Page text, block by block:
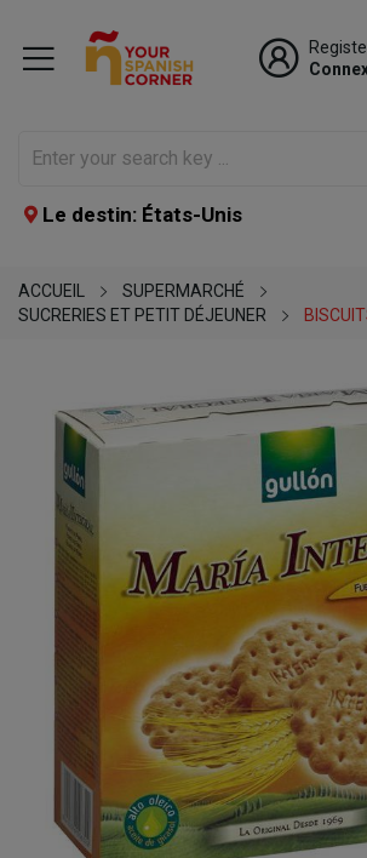
Le destin: États-Unis
ACCUEIL
SUPERMARCHÉ
SUCRERIES ET PETIT DÉJEUNER